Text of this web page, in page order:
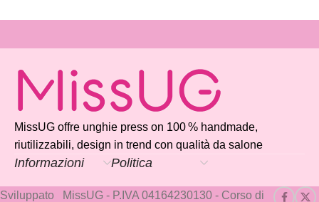
MissUG offre unghie press on 100 % handmade,
riutilizzabili, design in trend con qualità da salone
Informazioni Politica
Sviluppato
MissUG - P.IVA 04164230130 - Corso di